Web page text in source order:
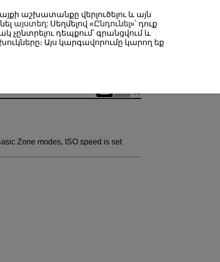
Zone modes, ISO speed is set
աշխատանքը վերլուծելու և այն
այստեղ: Սեղմելով «Ընդունել»՝ դուք
դեպքում՝ գրանցվում և
Այս կարգավորումը կարող եք